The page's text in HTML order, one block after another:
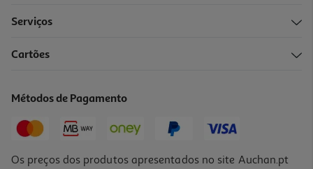
Serviços
Cartões
Métodos de Pagamento
Os preços dos produtos apresentados no site Auchan.pt